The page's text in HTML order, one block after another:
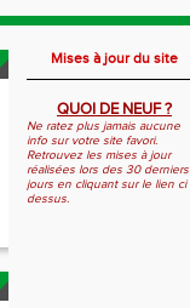
Mises à jour du site
QUOI DE NEUF ?
Ne ratez plus jamais aucune
info sur votre site favori.
Retrouvez les mises à jour
réalisées lors des 30 derniers
jours en cliquant sur le lien ci
dessus.